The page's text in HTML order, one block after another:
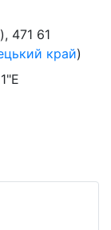
, 471 61
край)